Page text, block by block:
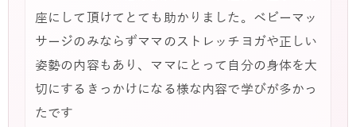
座にして頂けてとても助かりました。ベビーマッ
サージのみならずママのストレッチヨガや正しい
姿勢の内容もあり、ママにとって自分の身体を大
切にするきっかけになる様な内容で学びが多かっ
たです